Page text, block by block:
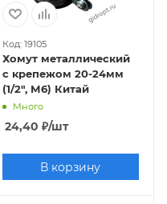
Код: 19105
Хомут металлический
с крепежом 20-24мм
(1/2", М6) Китай
Много
24,40 ₽/шт
В корзину